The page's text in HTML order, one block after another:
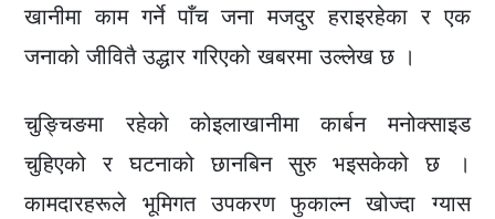
खानीमा काम गर्ने पाँच जना मजदुर हराइरहेका र एक
जनाको जीवितै उद्धार गरिएको खबरमा उल्लेख छ ।
चुङ्चिङमा रहेकाे कोइलाखानीमा कार्बन मनोक्साइड
चुहिएको र घटनाको छानबिन सुरु भइसकेको छ ।
कामदारहरूले भूमिगत उपकरण फुकाल्न खोज्दा ग्यास